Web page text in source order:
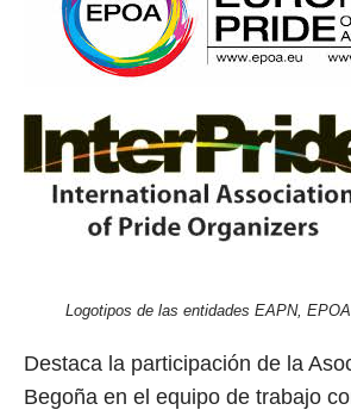
Logotipos de las entidades EAPN,
Destaca la participación de la
Begoña en el equipo de trabajo